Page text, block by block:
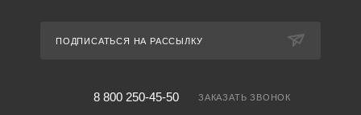
ПОДПИСАТЬСЯ НА РАССЫЛКУ
8 800 250-45-50 ЗАКАЗАТЬ ЗВОНОК